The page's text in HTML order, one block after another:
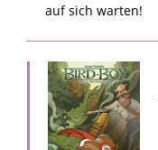
auf sich warten!